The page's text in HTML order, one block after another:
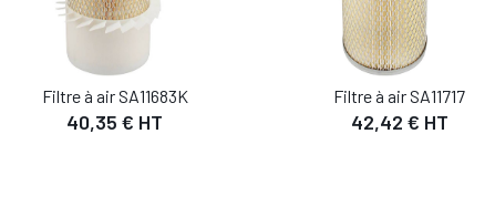
Filtre à air SA11683K
40,35 € HT
Filtre à air SA11717
42,42 € HT